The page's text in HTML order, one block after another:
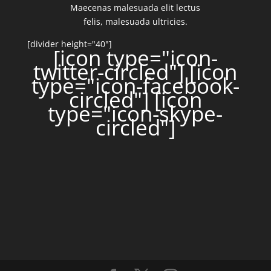
Maecenas malesuada elit lectus
felis, malesuada ultricies.
[divider height="40"]
[icon type="icon-
twitter-circled"][icon
type="icon-facebook-
circled"] [icon
type="icon-skype-
circled"]